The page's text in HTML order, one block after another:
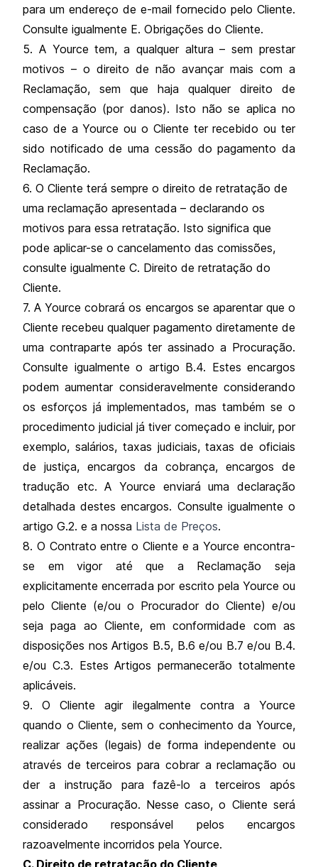
para um endereço de e-mail fornecido pelo Cliente.
Consulte igualmente E. Obrigações do Cliente.
5. A Yource tem, a qualquer altura – sem prestar
motivos – o direito de não avançar mais com a
Reclamação, sem que haja qualquer direito de
compensação (por danos). Isto não se aplica no
caso de a Yource ou o Cliente ter recebido ou ter
sido notificado de uma cessão do pagamento da
Reclamação.
6. O Cliente terá sempre o direito de retratação de
uma reclamação apresentada – declarando os
motivos para essa retratação. Isto significa que
pode aplicar-se o cancelamento das comissões,
consulte igualmente C. Direito de retratação do
Cliente.
7. A Yource cobrará os encargos se aparentar que o
Cliente recebeu qualquer pagamento diretamente de
uma contraparte após ter assinado a Procuração.
Consulte igualmente o artigo B.4. Estes encargos
podem aumentar consideravelmente considerando
os esforços já implementados, mas também se o
procedimento judicial já tiver começado e incluir, por
exemplo, salários, taxas judiciais, taxas de oficiais
de justiça, encargos da cobrança, encargos de
tradução etc. A Yource enviará uma declaração
detalhada destes encargos. Consulte igualmente o
artigo G.2. e a nossa Lista de Preços.
8. O Contrato entre o Cliente e a Yource encontra-
se em vigor até que a Reclamação seja
explicitamente encerrada por escrito pela Yource ou
pelo Cliente (e/ou o Procurador do Cliente) e/ou
seja paga ao Cliente, em conformidade com as
disposições nos Artigos B.5, B.6 e/ou B.7 e/ou B.4.
e/ou C.3. Estes Artigos permanecerão totalmente
aplicáveis.
9. O Cliente agir ilegalmente contra a Yource
quando o Cliente, sem o conhecimento da Yource,
realizar ações (legais) de forma independente ou
através de terceiros para cobrar a reclamação ou
der a instrução para fazê-lo a terceiros após
assinar a Procuração. Nesse caso, o Cliente será
considerado responsável pelos encargos
razoavelmente incorridos pela Yource.
C. Direito de retratação do Cliente